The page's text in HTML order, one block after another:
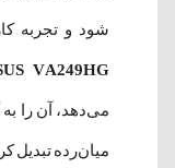
شود و تجربه
VA249HG
می‌دهد، آن را